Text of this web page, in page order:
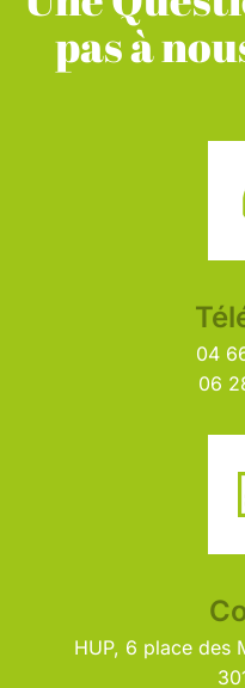
pas à
04
06
HUP, 6 place des